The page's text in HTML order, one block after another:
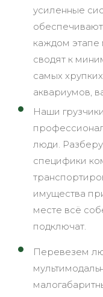
усиленные
каждом этапе
сводят к
самых
аквариумов,
Наши
люди.
специфики
имущества
месте всё
подключат.
Перевезем